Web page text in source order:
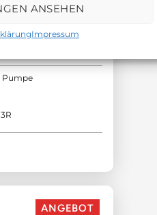
ANSEHEN
Impressum
Pumpe
ANGEBOT